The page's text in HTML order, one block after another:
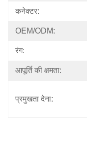
कनेक्टर:
OEM/ODM:
रंग:
आपूर्ति की क्षमता:
प्रमुखता देना: